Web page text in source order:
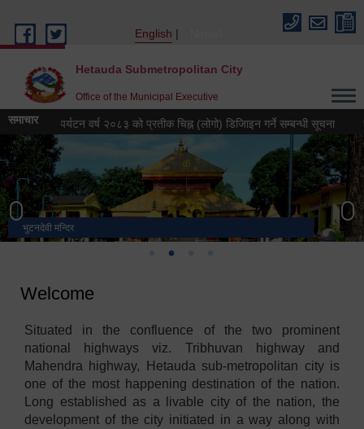
English
Hetauda Submetropolitan City
Office of the Municipal Executive
समाचार
हेटौंडा पर्यटन वर्ष २०८३ को प्रतीक चिह्न (लोगो) डिजिाइन गर्ने सम्बन्धी सूचना
भुटनदेवी मन्दिर
स्मारक
हेटौंडा उपमहानगरपालिका नगर कार्यपालिकाको कार्यालय
मनकामना डाँडाबाट देखिएको दृश्य
Welcome
Situated in the confluence of the two prominent
national highways viz. Tribhuvan highway and
Mahendra highway, Hetauda sub-metropolitan city is
one of the most happening destination of the nation.
Long established as a livable city of the nation, the
development of the city initiated in a way along with